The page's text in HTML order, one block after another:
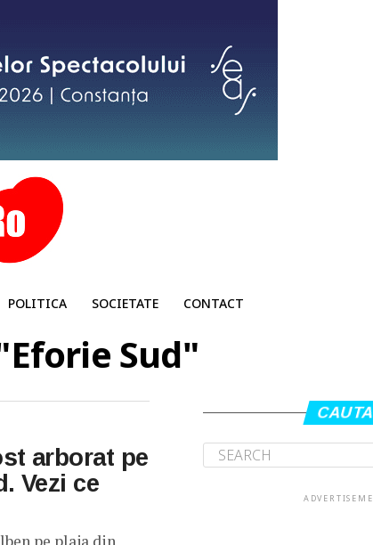
POLITICA SOCIETATE CONTACT
Sud"
arborat pe
Vezi ce
CAUTA